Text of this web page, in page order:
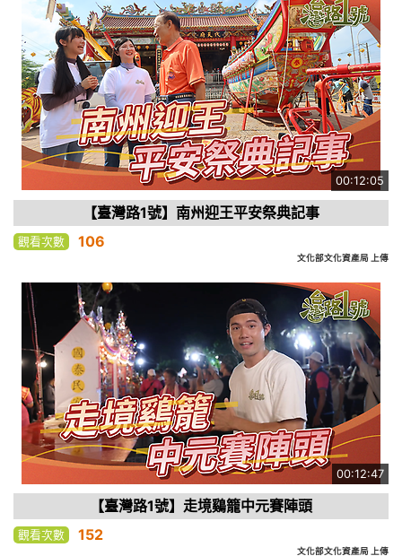
00:12:05
【臺灣路1號】南州迎王平安祭典記事
觀看次數 106
文化部文化資產局 上傳
00:12:47
【臺灣路1號】走境鷄籠中元賽陣頭
觀看次數 152
文化部文化資產局 上傳